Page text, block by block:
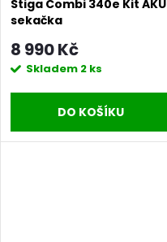
Stiga Combi 340e Kit AKU
sekačka
8 990 Kč
Skladem 2 ks
DO KOŠÍKU